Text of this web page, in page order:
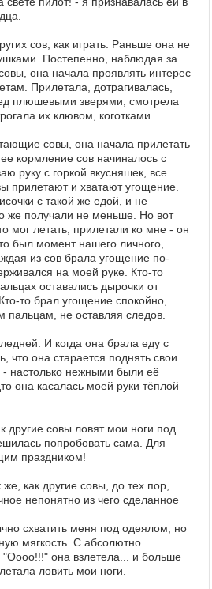
сов, как играть. Раньше она не
Постепенно, наблюдая за
она начала проявлять интерес
Прилетала, дотрагивалась,
плюшевыми зверями, смотрела
их клювом, коготками.
совы, она начала прилетать
кормление сов начиналось с
руку с горкой вкусняшек, все
прилетают и хватают угощение.
с такой же едой, и не
же получали не меньше. Но вот
мог летать, прилетали ко мне - он
был момент нашего личного,
из сов брала угощение по-
на моей руке. Кто-то
оставались дырочки от
то брал угощение спокойно,
пальцам, не оставляя следов.
И когда она брала еду с
что она старается поднять свои
- настолько нежными были её
она касалась моей руки тёплой
другие совы ловят мои ноги под
попробовать сама. Для
праздником!
как другие совы, до тех пор,
непонятно из чего сделанное
схватить меня под одеялом, но
мягкость. С абсолютно
"Оооо!!!" она взлетела... и больше
ловить мои ноги.